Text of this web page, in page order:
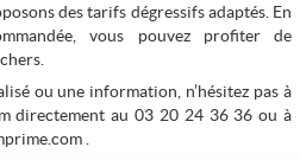
des tarifs dégressifs adaptés. En
vous pouvez profiter de
ou une information, n’hésitez pas à
directement au 03 20 24 36 36 ou à
.